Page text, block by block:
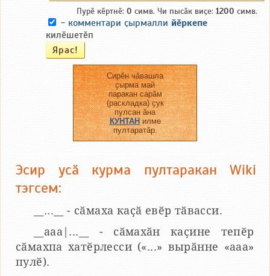
Пурӗ кӗртнӗ: 0 симв. Чи пысӑк виҫе: 1200 симв.
- комментари ҫырмалли йӗркепе
килӗшетӗп
Сирӗн чӑвашла
ҫырма май
паракан сарӑм
(раскладка) ҫук
пулсан ӑна
КУНТАНилме
пултаратӑр.
Эсир усӑ курма пултаракан Wiki
тэгсем:
__...__ - сӑмаха каҫӑ евӗр тӑвасси.
__aaa|...__ - сӑмахӑн каҫине тепӗр
сӑмахпа хатӗрлесси («...» вырӑнне «ааа»
пулӗ).